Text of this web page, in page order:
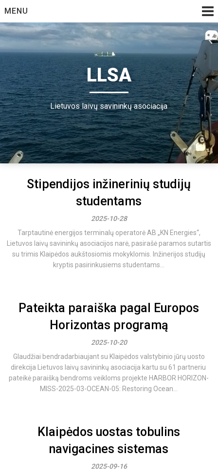
to
content
MENU
LLSA
Lietuvos laivų savininkų asociacija
Stipendijos inžinerinių studijų
studentams
2025-10-28
Tarptautinė energijos terminalų operatorė AB „KN Energies“,
Lietuvos laivų savininkų asociacijos narė, pasirašė paramos sutartis
su trimis Klaipėdos aukštosiomis mokyklomis. Inžinerijos studijų
kryptis pasirinkusiems studentams...
Pateikta paraiška pagal Europos
Horizontas programą
2025-10-20
Glaudžiai bendradarbiaujant su Klaipėdos valstybinio jūrų uosto
direkcija Lietuvos laivų savininkų asociacija kartu su 61 partneriu
pateikė paraišką bendroms veikloms projekte HARBOR HORIZON-
MISS-2025-03-OCEAN-05: Restoring Ocean...
Klaipėdos uostas tobulins
navigacines sistemas
2025-09-16